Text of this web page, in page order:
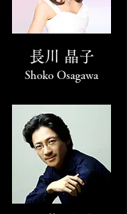
長川 晶子
Shoko Osagawa